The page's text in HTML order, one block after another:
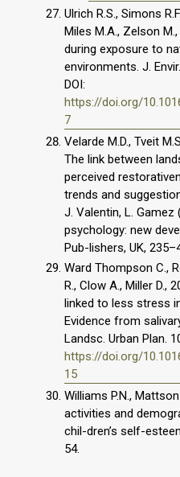
Ulrich R.S., Simons
Miles M.A., Zelson
during exposure to
environments. J.
DOI:
https://doi.org/
7
Velarde M.D., Tveit
The link between
perceived
trends and
J. Valentin, L. Gamez
psychology: new
Pub-lishers, UK,
Ward Thompson C.,
R., Clow A., Miller D.,
linked to less stress
Evidence from
Landsc. Urban Plan.
https://doi.org/
15
Williams P.N.,
activities and
chil-dren’s self-
54.